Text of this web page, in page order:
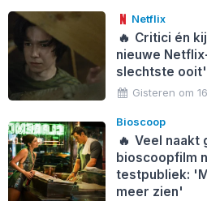
Netflix
🔥 Critici én
nieuwe
slechtste ooit'
Gisteren om
Bioscoop
🔥 Veel naakt
bioscoopfilm
testpubliek:
meer zien'